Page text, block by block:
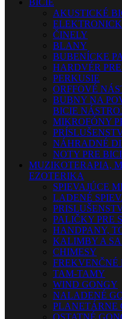
BICIE
AKUSTICKÉ
ČINELY
BLANY
BUBENÍCKE
HARDVÉR
PERKUSIE
ORFFOVÉ
BUBNY NA
BICIE
MIKROFÓNY
NÁHRADNÉ
NOTY PRE
MUZIKOTERAPIA,
EZOTERIKA
SPIEVAJÚCE
LADENÉ
PALIČKY PRE
HANDPANY,
KALIMBY A
CHIMESY
TAM-TAMY
WIND GONGY
NALADENÉ
PLANETÁRNE
OSTATNÉ